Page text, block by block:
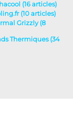
(16 articles)
(10 articles)
Grizzly (8
Thermiques (34